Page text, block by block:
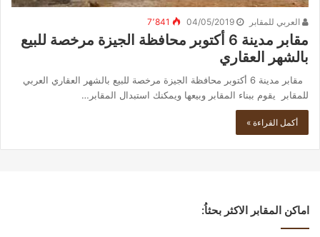
العربي للمقابر 04/05/2019 7٬841
مقابر مدينة 6 أكتوبر محافظة الجيزة مرخصة للبيع
بالشهر العقاري
مقابر مدينة 6 أكتوبر محافظة الجيزة مرخصة للبيع بالشهر العقاري العربي
للمقابر يقوم ببناء المقابر وبيعها ويمكنك استبدال المقابر…
أكمل القراءة »
اماكن المقابر الاكثر بحثاُ: